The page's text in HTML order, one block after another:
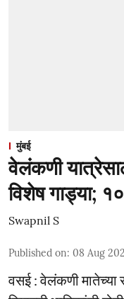
मुंबई
वेलंकणी
विशेष गाड्या;
Swapnil S
Published on: 08 Aug
वसई : वेलंकणी मातेच्या